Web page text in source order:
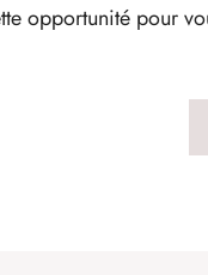
opportunité pour